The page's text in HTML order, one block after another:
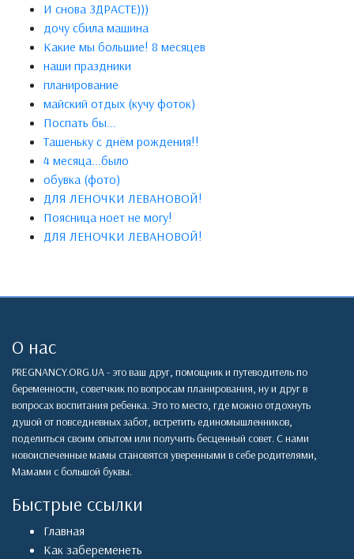
И снова ЗДРАСТЕ)))
дочу сбила машина
Какие мы большие! 8 месяцев
наши праздники
планирование
майский отдых (кучу фоток)
Поспать бы...
Ташеньку с днём рождения!!
4 месяца...было
обувка (фото)
ДЛЯ ЛЕНОЧКИ ЛЕВАНОВОЙ!
Поясница ноет не могу!
ДЛЯ ЛЕНОЧКИ ЛЕВАНОВОЙ!
О нас
PREGNANCY.ORG.UA - это ваш друг, помощник и путеводитель по
беременности, советчкик по вопросам планирования, ну и друг в
вопросах воспитания ребенка. Это то место, где можно отдохнуть
душой от повседневных забот, встретить единомышленников,
поделиться своим опытом или получить бесценный совет. С нами
новоиспеченные мамы становятся уверенными в себе родителями,
Мамами с большой буквы.
Быстрые ссылки
Главная
Как забеременеть